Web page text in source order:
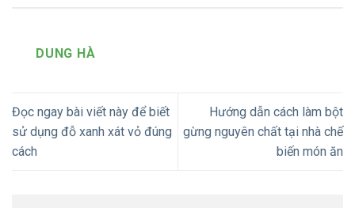
DUNG HÀ
Đọc ngay bài viết này để biết
sử dụng đỗ xanh xát vỏ đúng
cách
Hướng dẫn cách làm bột
gừng nguyên chất tại nhà chế
biến món ăn